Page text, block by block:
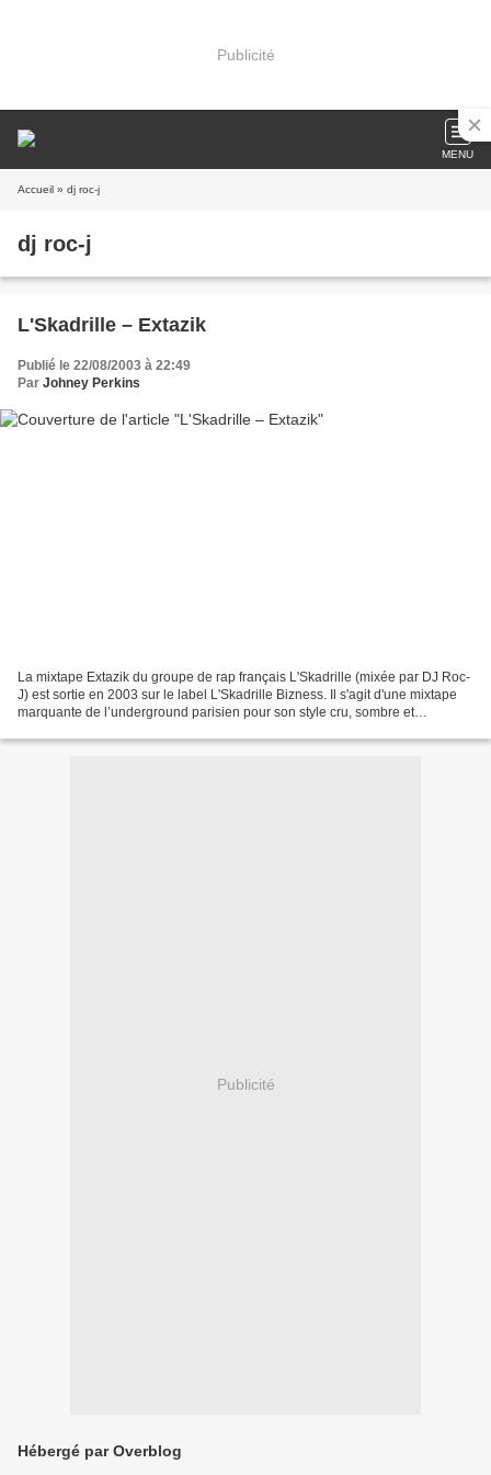
Publicité
MENU
Accueil » dj roc-j
dj roc-j
L'Skadrille – Extazik
Publié le 22/08/2003 à 22:49
Par Johney Perkins
La mixtape Extazik du groupe de rap français L'Skadrille (mixée par DJ Roc-
J) est sortie en 2003 sur le label L'Skadrille Bizness. Il s'agit d'une mixtape
marquante de l’underground parisien pour son style cru, sombre et
Publicité
Hébergé par Overblog